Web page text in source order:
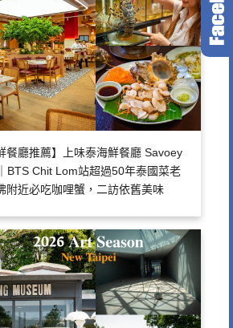
餐廳推薦】上味泰海鮮餐廳 Savoey
BTS Chit Lom站超過50年泰國菜老
附近必吃咖哩蟹，二訪依舊美味